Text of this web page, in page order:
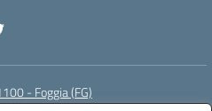
- Foggia (FG)